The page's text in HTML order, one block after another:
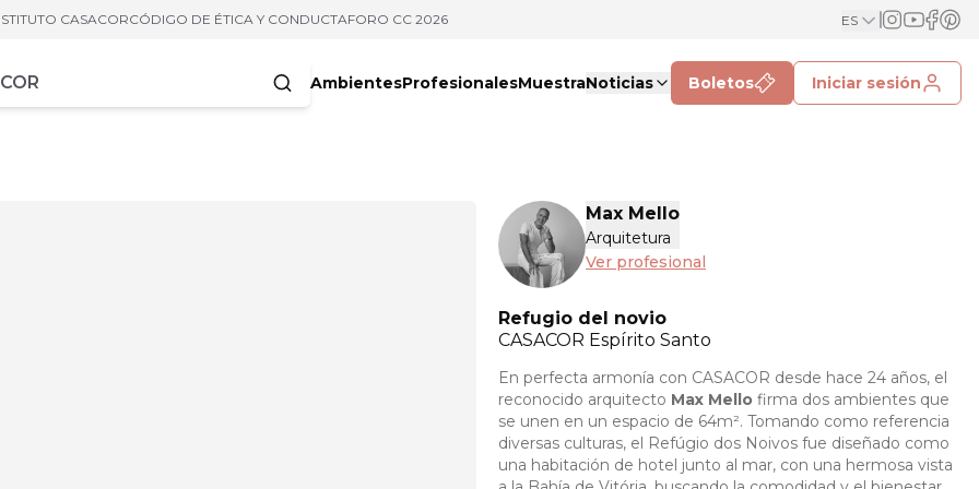
CASACORCÓDIGO DE ÉTICA Y CONDUCTAFORO CC 2026 ES
AmbientesProfesionalesMuestraNoticias Boletos Iniciar sesión
Max Mello
Arquitetura
Ver profesional
Refugio del novio
CASACOR Espírito Santo
En perfecta armonía con CASACOR desde hace 24 años, el
reconocido arquitecto Max Mello firma dos ambientes que
se unen en un espacio de 64m². Tomando como referencia
diversas culturas, el Refúgio dos Noivos fue diseñado como
una habitación de hotel junto al mar, con una hermosa vista